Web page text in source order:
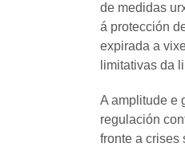
de medidas
á protección
expirada a
limitativas da
A amplitude e
regulación
fronte a crises